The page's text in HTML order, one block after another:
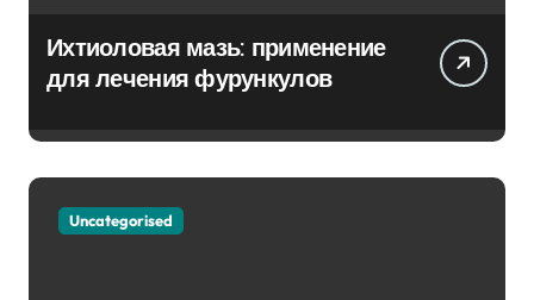
Ихтиоловая мазь: применение
для лечения фурункулов
Uncategorised